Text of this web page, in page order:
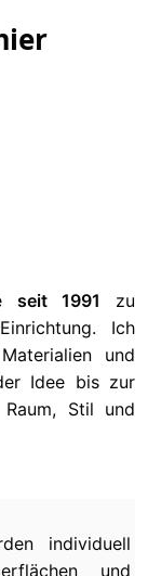
seit 1991
zu
Ich
und
Idee bis zur
Stil und
individuell
und